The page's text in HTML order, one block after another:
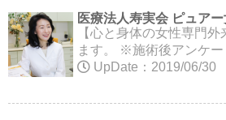
医療法人寿実会 ピュア
【心と身体の女性専門
ます。 ※施術後アンケ
UpDate：2019/06/30